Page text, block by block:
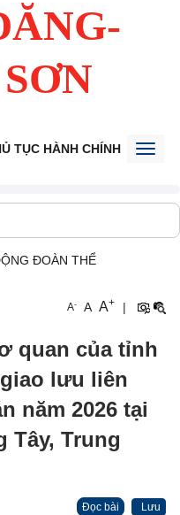
TỤC HÀNH CHÍNH TIẾP
ĐOÀN THỂ
A- A A+ |
quan của tỉnh
lưu liên
năm 2026 tại
Tây, Trung
Đọc bài Lưu